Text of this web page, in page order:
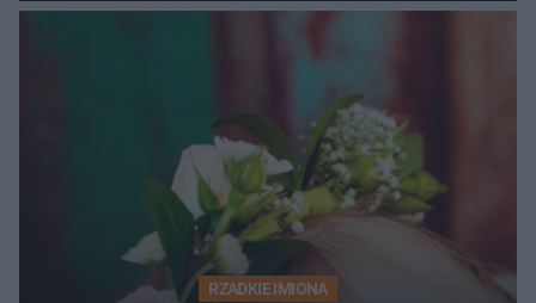
RZADKIE IMIONA